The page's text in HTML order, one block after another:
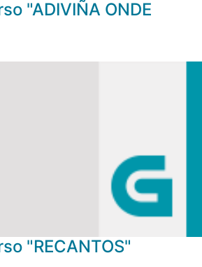
"ADIVIÑA ONDE
"RECANTOS"